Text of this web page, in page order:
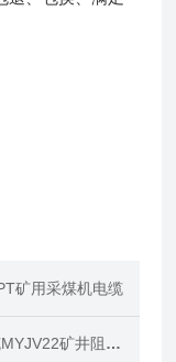
矿用采煤机电缆
矿井阻燃电缆